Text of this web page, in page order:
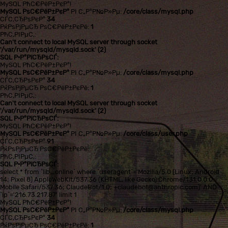
MySQL РћС€РёР±РєР°!
MySQL РѕС€РёР±РєР° РІ С„Р°Р№Р»Рµ: /core/class/mysql.php
СЃС‚СЂРѕРєР° 34
РќРѕРјРµСЂ РѕС€РёР±РєРё: 1
РћС‚РІРµС‚:
Can't connect to local MySQL server through socket
'/var/run/mysqld/mysqld.sock' (2)
SQL Р·Р°РїСЂРѕСЃ:
MySQL РћС€РёР±РєР°!
MySQL РѕС€РёР±РєР° РІ С„Р°Р№Р»Рµ: /core/class/mysql.php
СЃС‚СЂРѕРєР° 34
РќРѕРјРµСЂ РѕС€РёР±РєРё: 1
РћС‚РІРµС‚:
Can't connect to local MySQL server through socket
'/var/run/mysqld/mysqld.sock' (2)
SQL Р·Р°РїСЂРѕСЃ:
MySQL РћС€РёР±РєР°!
MySQL РѕС€РёР±РєР° РІ С„Р°Р№Р»Рµ: /core/class/user.php
СЃС‚СЂРѕРєР° 91
РќРѕРјРµСЂ РѕС€РёР±РєРё:
РћС‚РІРµС‚:
SQL Р·Р°РїСЂРѕСЃ:
select * from `lib_online` where `useragent`='Mozilla/5.0 (Linux; Android
14; Pixel 8) AppleWebKit/537.36 (KHTML, like Gecko) Chrome/131.0.0.0
Mobile Safari/537.36; ClaudeBot/1.0; +claudebot@anthropic.com)' AND
`ip`='216.73.217.87' limit 1
MySQL РћС€РёР±РєР°!
MySQL РѕС€РёР±РєР° РІ С„Р°Р№Р»Рµ:/core/class/mysql.php
СЃС‚СЂРѕРєР°34
РќРѕРјРµСЂ РѕС€РёР±РєРё: 1